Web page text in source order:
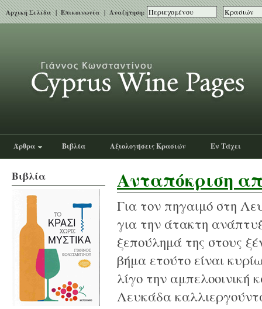
Αρχική Σελίδα|Επικοινωνία| Αναζήτηση:
Άρθρα Βιβλία Αξιολογήσεις Κρασιών Εν Τάχει
Βιβλία Ανταπόκριση
Για τον πηγαιμό στη
για την άτακτη
ξεπούλημά της στους
βήμα ετούτο είναι
λίγο την αμπελοοινική
Λευκάδα